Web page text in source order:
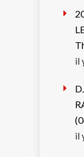
il
il